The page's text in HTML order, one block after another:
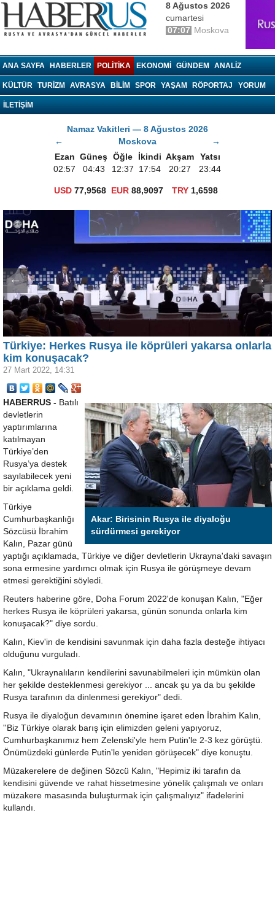
8 Ağustos 2026
cumartesi
07:07 Moskova
ANA SAYFA HABERLER POLITIKA EKONOMI GÜNDEM ANALIZ
KÜLTÜR TURIZM AVRASYA BILIM SPOR YAŞAM RÖPORTAJ YORUM
İLETİŞİM
Namaz Vakitleri — 8 Ağustos 2026
←
Moskova
→
Ezan Güneş Öğle İkindi Akşam
Yatsı
02:57
04:43 12:37 17:54 20:27 23:44
USD 77,9568 EUR 88,9097 TRY1,6598
← →
Türkiye: Herkes Rusya ile köprüleri yakarsa onlarla
kim konuşacak?
27 Mart 2022, 14:31
Akar: Birisinin Rusya ile diyaloğu
sürdürmesi gerekiyor
HABERRUS - Batılı
devletlerin
yaptırımlarına
katılmayan
Türkiye’den
Rusya’ya destek
sayılabilecek yeni
bir açıklama geldi.
Türkiye
Cumhurbaşkanlığı
Sözcüsü İbrahim
Kalın, Pazar günü
yaptığı açıklamada, Türkiye ve diğer devletlerin Ukrayna'daki savaşın
sona ermesine yardımcı olmak için Rusya ile görüşmeye devam
etmesi gerektiğini söyledi.
Reuters haberine göre, Doha Forum 2022'de konuşan Kalın, "Eğer
herkes Rusya ile köprüleri yakarsa, günün sonunda onlarla kim
konuşacak?" diye sordu.
Kalın, Kiev'in de kendisini savunmak için daha fazla desteğe ihtiyacı
olduğunu vurguladı.
Kalın, "Ukraynalıların kendilerini savunabilmeleri için mümkün olan
her şekilde desteklenmesi gerekiyor ... ancak şu ya da bu şekilde
Rusya tarafının da dinlenmesi gerekiyor" dedi.
Rusya ile diyaloğun devamının önemine işaret eden İbrahim Kalın,
''Biz Türkiye olarak barış için elimizden geleni yapıyoruz,
Cumhurbaşkanımız hem Zelenski'yle hem Putin'le 2-3 kez görüştü.
Önümüzdeki günlerde Putin'le yeniden görüşecek" diye konuştu.
Müzakerelere de değinen Sözcü Kalın, "Hepimiz iki tarafın da
kendisini güvende ve rahat hissetmesine yönelik çalışmalı ve onları
müzakere masasında buluşturmak için çalışmalıyız" ifadelerini
kullandı.